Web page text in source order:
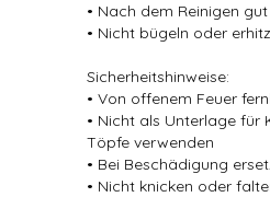
• Nach dem Reinigen
• Nicht bügeln oder
Sicherheitshinweise:
• Von offenem Feuer
• Nicht als Unterlage für
Töpfe verwenden
• Bei Beschädigung
• Nicht knicken oder